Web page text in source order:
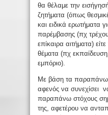
θα θέλαμε την
ζητήματα (όπως
και ειδικά ερωτήματα
παρέμβασης (πχ
επίκαιρα αιτήματα)
θέματα (πχ
εμπόριο).
Με βάση τα παραπάνω
αφενός να συνεχίσει
παραπάνω στόχους
της, αφετέρου να